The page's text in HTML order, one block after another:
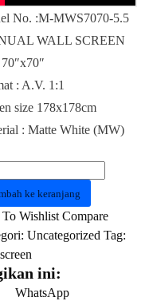
No. :M-MWS7070-5.5
WALL SCREEN
: A.V. 1:1
size 178x178cm
: Matte White (MW)
ke keranjang
Wishlist Compare
Uncategorized Tag:
ini:
WhatsApp